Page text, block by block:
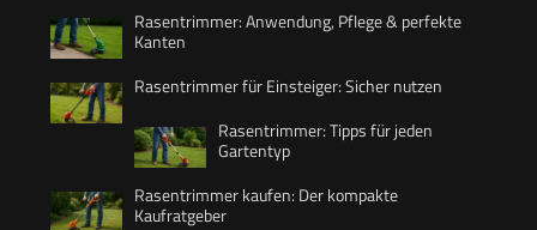
Rasentrimmer: Anwendung, Pflege & perfekte
Kanten
Rasentrimmer für Einsteiger: Sicher nutzen
Rasentrimmer: Tipps für jeden
Gartentyp
Rasentrimmer kaufen: Der kompakte
Kaufratgeber